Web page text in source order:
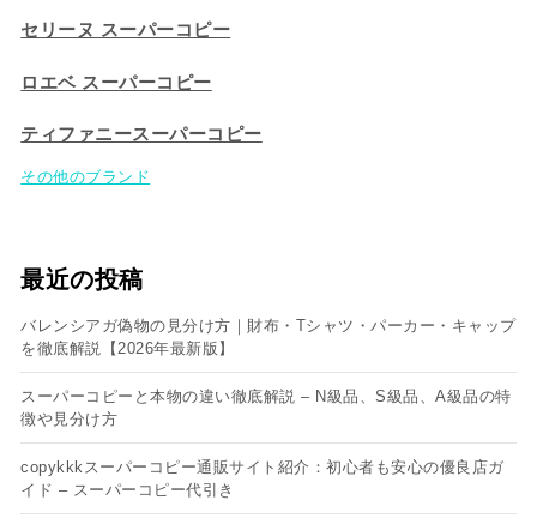
セリーヌ スーパーコピー​
ロエベ スーパーコピー
ティファニースーパーコピー
その他のブランド
最近の投稿
バレンシアガ偽物の見分け方｜財布・Tシャツ・パーカー・キャップ
を徹底解説【2026年最新版】
スーパーコピーと本物の違い徹底解説 – N級品、S級品、A級品の特
徴や見分け方
copykkkスーパーコピー通販サイト紹介：初心者も安心の優良店ガ
イド – スーパーコピー代引き